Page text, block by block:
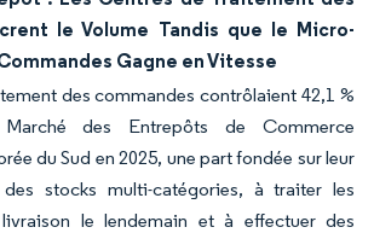
le Volume Tandis que le Micro-
Gagne en Vitesse
des commandes contrôlaient 42,1 %
des Entrepôts de Commerce
du Sud en 2025, une part fondée sur leur
stocks multi-catégories, à traiter les
le lendemain et à effectuer des